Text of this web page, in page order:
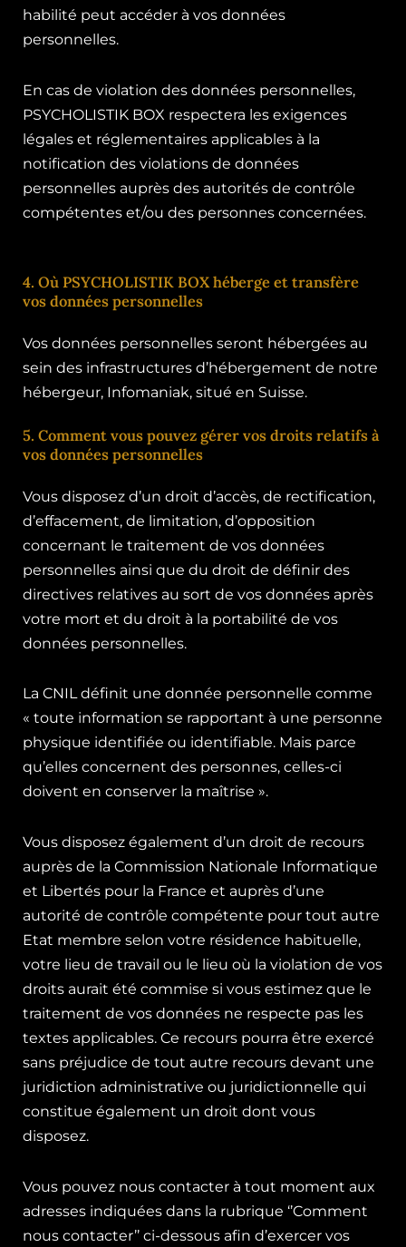
habilité peut accéder à vos données
personnelles.
En cas de violation des données personnelles,
PSYCHOLISTIK BOX respectera les exigences
légales et réglementaires applicables à la
notification des violations de données
personnelles auprès des autorités de contrôle
compétentes et/ou des personnes concernées.
4. Où PSYCHOLISTIK BOX héberge et transfère
vos données personnelles
Vos données personnelles seront hébergées au
sein des infrastructures d’hébergement de notre
hébergeur, Infomaniak, situé en Suisse.
5. Comment vous pouvez gérer vos droits relatifs à
vos données personnelles
Vous disposez d’un droit d’accès, de rectification,
d’effacement, de limitation, d’opposition
concernant le traitement de vos données
personnelles ainsi que du droit de définir des
directives relatives au sort de vos données après
votre mort et du droit à la portabilité de vos
données personnelles.
La CNIL définit une donnée personnelle comme
« toute information se rapportant à une personne
physique identifiée ou identifiable. Mais parce
qu’elles concernent des personnes, celles-ci
doivent en conserver la maîtrise ».
Vous disposez également d’un droit de recours
auprès de la Commission Nationale Informatique
et Libertés pour la France et auprès d’une
autorité de contrôle compétente pour tout autre
Etat membre selon votre résidence habituelle,
votre lieu de travail ou le lieu où la violation de vos
droits aurait été commise si vous estimez que le
traitement de vos données ne respecte pas les
textes applicables. Ce recours pourra être exercé
sans préjudice de tout autre recours devant une
juridiction administrative ou juridictionnelle qui
constitue également un droit dont vous
disposez.
Vous pouvez nous contacter à tout moment aux
adresses indiquées dans la rubrique ‘’Comment
nous contacter’’ ci-dessous afin d’exercer vos